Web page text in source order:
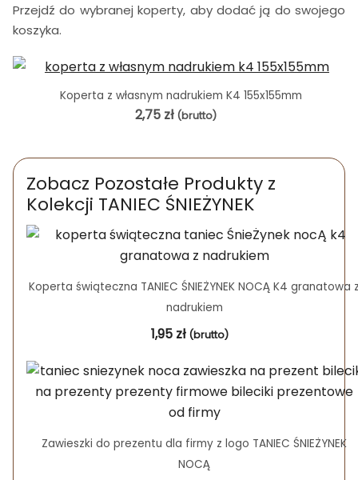
Przejdź do wybranej koperty, aby dodać ją do swojego
koszyka.
Koperta z własnym nadrukiem K4 155x155mm
2,75 zł (brutto)
Zobacz Pozostałe Produkty z
Kolekcji TANIEC ŚNIEŻYNEK
Koperta świąteczna TANIEC ŚNIEŻYNEK NOCĄ K4 granatowa
nadrukiem
1,95 zł (brutto)
Zawieszki do prezentu dla firmy z logo TANIEC ŚNIEŻYNEK
NOCĄ